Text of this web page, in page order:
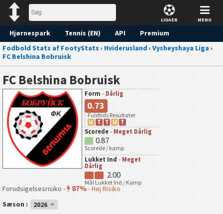
LIGAER MENU
Hjørnespark Tennis (EN) API Premium
Forudsigelse
Fodbold Stats af FootyStats › Hviderusland › Vysheyshaya Liga ›
FC Belshina Bobruisk
FC Belshina Bobruisk
Form - Dårlig
0.73
Fuldtids Resultater
U
T T U T
Scorede - Meget Dårlig
0.87
Scorede / kamp
Lukket Ind - Meget
Dårlig
2.00
Mål Lukket Ind / Kamp
Forudsigelsesrisiko - 87%-Høj Risiko
Sæson :
2026